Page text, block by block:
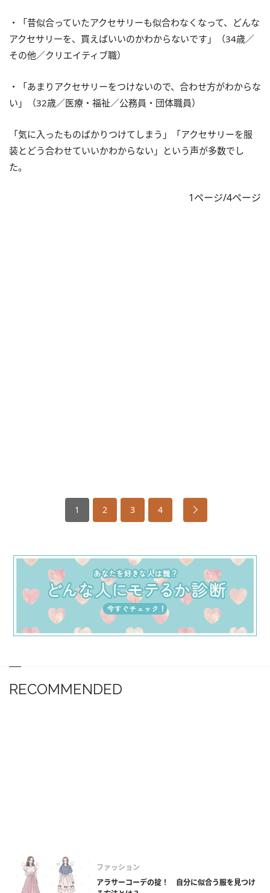
・「昔似合っていたアクセサリーも似合わなくなって、どんな
アクセサリーを、買えばいいのかわからないです」（34歳／
その他／クリエイティブ職）
・「あまりアクセサリーをつけないので、合わせ方がわからな
い」（32歳／医療・福祉／公務員・団体職員）
「気に入ったものばかりつけてしまう」「アクセサリーを服
装とどう合わせていいかわからない」という声が多数でし
た。
1ページ/4ページ
1 2 3 4
RECOMMENDED
ファッション
アラサーコーデの掟！ 自分に似合う服を見つけ